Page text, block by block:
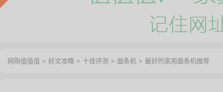
网购值值值 > 好文攻略 > 十佳评测 > 面条机 > 最好的家用面条机推荐